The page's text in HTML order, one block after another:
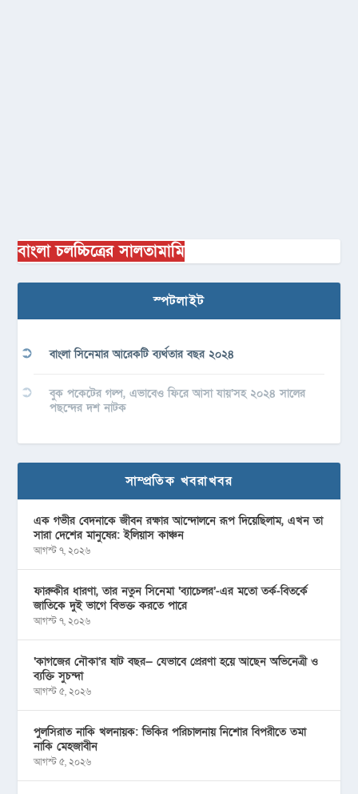
বাংলা চলচ্চিত্রের সালতামামি
স্পটলাইট
বাংলা সিনেমার আরেকটি ব্যর্থতার বছর ২০২৪
বুক পকেটের গল্প, এভাবেও ফিরে আসা যায়’সহ ২০২৪ সালের
পছন্দের দশ নাটক
সাম্প্রতিক খবরাখবর
এক গভীর বেদনাকে জীবন রক্ষার আন্দোলনে রূপ দিয়েছিলাম, এখন তা
সারা দেশের মানুষের: ইলিয়াস কাঞ্চন
আগস্ট ৭, ২০২৬
ফারুকীর ধারণা, তার নতুন সিনেমা ‘ব্যাচেলর’-এর মতো তর্ক-বিতর্কে
জাতিকে দুই ভাগে বিভক্ত করতে পারে
আগস্ট ৭, ২০২৬
‘কাগজের নৌকা’র ষাট বছর— যেভাবে প্রেরণা হয়ে আছেন অভিনেত্রী ও
ব্যক্তি সুচন্দা
আগস্ট ৫, ২০২৬
পুলসিরাত নাকি খলনায়ক: ভিকির পরিচালনায় নিশোর বিপরীতে তমা
নাকি মেহজাবীন
আগস্ট ৫, ২০২৬